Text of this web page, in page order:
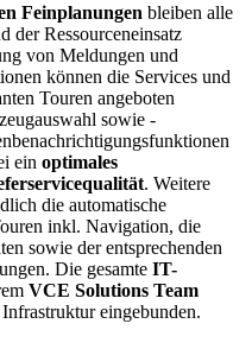
Feinplanungen bleiben alle
der Ressourceneinsatz
von Meldungen und
können die Services und
Touren angeboten
sowie -
ein optimales
. Weitere
die automatische
inkl. Navigation, die
sowie der entsprechenden
Die gesamte IT-
VCE Solutions Team
eingebunden.